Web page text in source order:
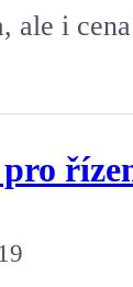
ale i